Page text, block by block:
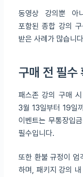
동영상 강의뿐 아
포함된 종합 강의
받은 사례가 많습니
구매 전 필수
패스존 강의 구매
3월 13일부터 19일
이벤트는 무통장입
필수입니다.
또한 환불 규정이 엄
하며, 패키지 강의